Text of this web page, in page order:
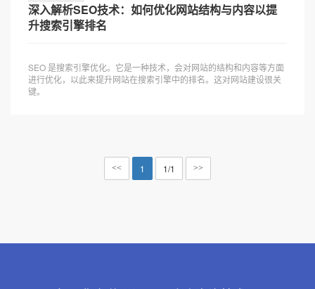
深入解析SEO技术：如何优化网站结构与内容以提
升搜索引擎排名
SEO 是搜索引擎优化。它是一种技术，会对网站的结构和内容等方面
进行优化，以此来提升网站在搜索引擎中的排名。这对网站建设很关
键。
<< 1 1/1 >>